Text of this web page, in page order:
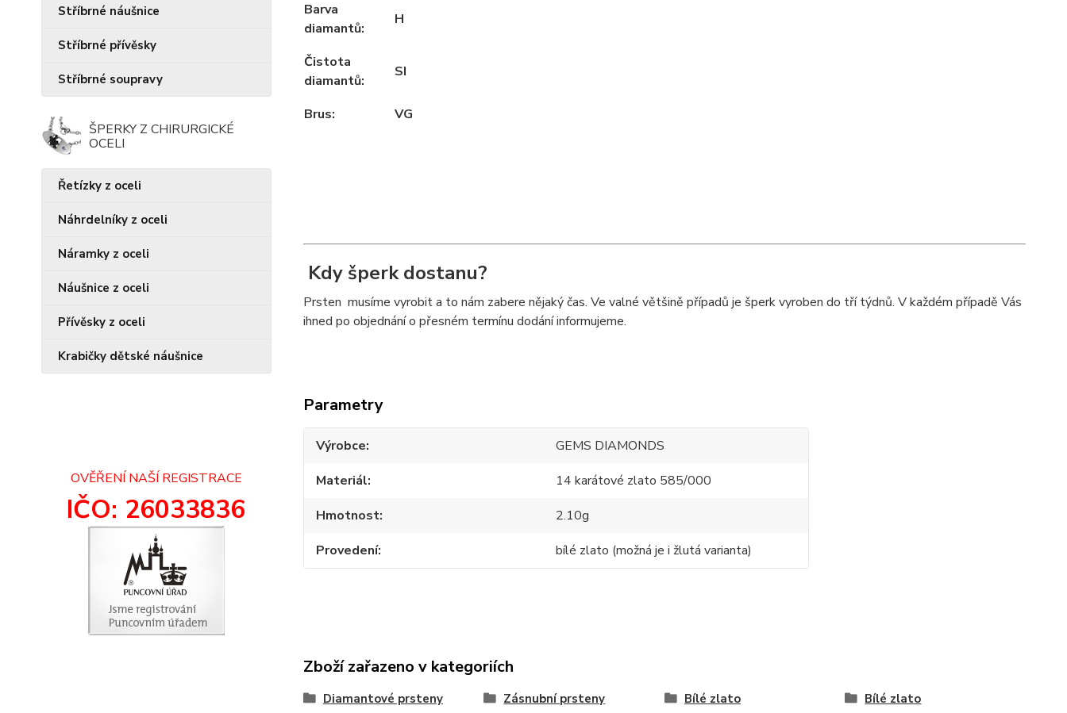
Stříbrné náušnice
Stříbrné přívěsky
Stříbrné soupravy
ŠPERKY Z CHIRURGICKÉ
OCELI
Řetízky z oceli
Náhrdelníky z oceli
Náramky z oceli
Náušnice z oceli
Přívěsky z oceli
Krabičky dětské náušnice
OVĚŘENÍ NAŠÍ REGISTRACE
IČO: 26033836
Barva
diamantů:
H
Čistota
diamantů:
SI
Brus: VG
Kdy šperk dostanu?
Prsten musíme vyrobit a to nám zabere nějaký čas. Ve valné většině případů je šperk vyroben do tří týdnů. V každém případě Vás
ihned po objednání o přesném termínu dodání informujeme.
Parametry
Výrobce
GEMS DIAMONDS
Materiál
14 karátové zlato 585/000
Hmotnost
2.10g
Provedení
bílé zlato (možná je i žlutá varianta)
Zboží zařazeno v kategoriích
Diamantové prsteny Zásnubní prsteny Bílé zlato Bílé zlato